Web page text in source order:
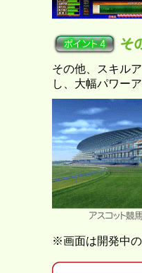
その他、スキル
し、大幅パワーア
※画面は開発中の